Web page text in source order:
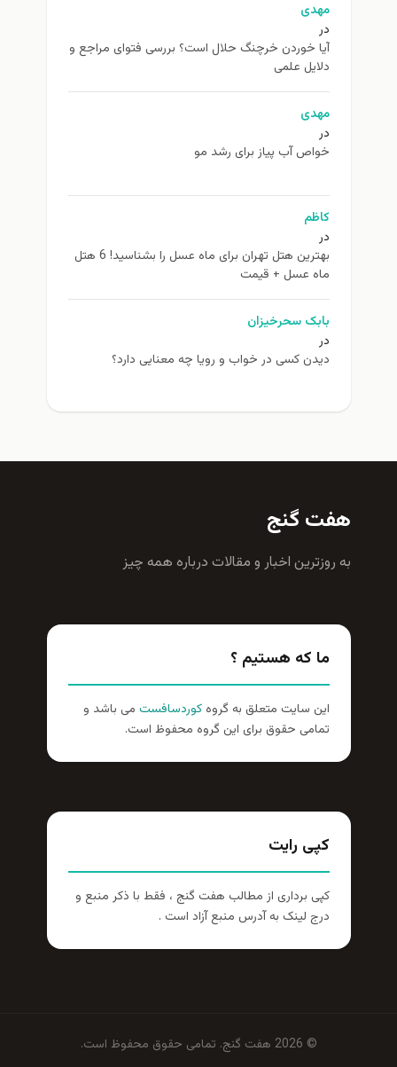
مهدی
در
آیا خوردن خرچنگ حلال است؟ بررسی فتوای مراجع و
دلایل علمی
مهدی
در
خواص آب پیاز برای رشد مو
کاظم
در
بهترین هتل تهران برای ماه عسل را بشناسید! 6 هتل
ماه عسل + قیمت
بابک سحرخیزان
در
دیدن کسی در خواب و رویا چه معنایی دارد؟
هفت گنج
به روزترين اخبار و مقالات درباره همه چيز
ما که هستیم ؟
این سایت متعلق به گروهکوردسافست می باشد و
تمامی حقوق برای این گروه محفوظ است.
کپی رایت
کپی برداری از مطالب هفت گنج ، فقط با ذکر منبع و
درج لینک به آدرس منبع آزاد است .
© 2026 هفت گنج. تمامی حقوق محفوظ است.